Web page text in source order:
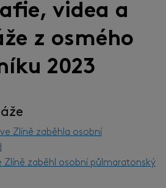
videa a
z osmého
2023
Zlíně zaběhla osobní
Zlíně zaběhl osobní půlmaratonský